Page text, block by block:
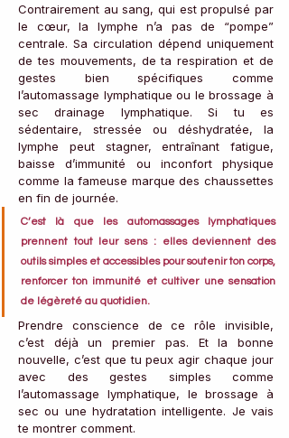
Contrairement au sang, qui est propulsé par
le cœur, la lymphe n’a pas de “pompe”
centrale. Sa circulation dépend uniquement
de tes mouvements, de ta respiration et de
gestes bien spécifiques comme
l’automassage lymphatique ou le brossage à
sec drainage lymphatique. Si tu es
sédentaire, stressée ou déshydratée, la
lymphe peut stagner, entraînant fatigue,
baisse d’immunité ou inconfort physique
comme la fameuse marque des chaussettes
en fin de journée.
C’est là que les automassages lymphatiques
prennent tout leur sens : elles deviennent des
outils simples et accessibles pour soutenir ton corps,
renforcer ton immunité et cultiver une sensation
de légèreté au quotidien.
Prendre conscience de ce rôle invisible,
c’est déjà un premier pas. Et la bonne
nouvelle, c’est que tu peux agir chaque jour
avec des gestes simples comme
l’automassage lymphatique, le brossage à
sec ou une hydratation intelligente. Je vais
te montrer comment.